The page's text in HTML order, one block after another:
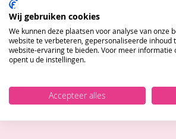
Wij gebruiken cookies
We kunnen deze plaatsen voor analyse van onze
website te verbeteren, gepersonaliseerde inhoud
website-ervaring te bieden. Voor meer informatie
opent u de instellingen.
Accepteer alles